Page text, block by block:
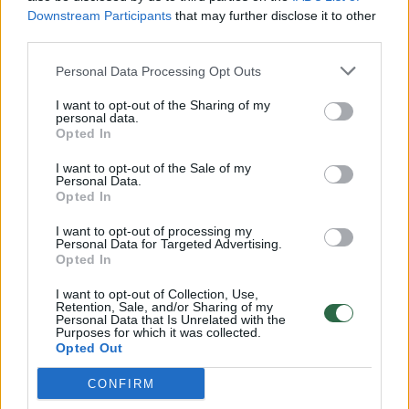
Downstream Participants that may further disclose it to other
Personal Data Processing Opt Outs
I want to opt-out of the Sharing of my
personal data.
Opted In
I want to opt-out of the Sale of my
Personal Data.
Opted In
I want to opt-out of processing my
Personal Data for Targeted Advertising.
Opted In
I want to opt-out of Collection, Use,
Retention, Sale, and/or Sharing of my
Personal Data that Is Unrelated with the
Purposes for which it was collected.
Opted Out
CONFIRM
32 laipsnių šilumos
Žinios | Orai
00:15:54
V. Zalužno pasisakymą laiko bandymu įsitvirtinti
Ukrainos politikoje: jis yra neteisus
Laidos
Sinoptikai atsakė, kokiais orais užbaigsime darbo
savaitę: karščiai atsitrauks
Žinios | Orai
Visi įrašai